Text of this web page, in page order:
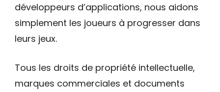
développeurs d’applications, nous aidons
simplement les joueurs à progresser dans
leurs jeux.
Tous les droits de propriété intellectuelle,
marques commerciales et documents